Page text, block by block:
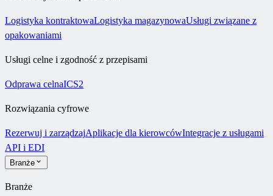
Logistyka kontraktowaLogistyka magazynowaUsługi związane z
opakowaniami
Usługi celne i zgodność z przepisami
Odprawa celnaICS2
Rozwiązania cyfrowe
Rezerwuj i zarządzajAplikacje dla kierowcówIntegracje z usługami
API i EDI
Branże
Branże